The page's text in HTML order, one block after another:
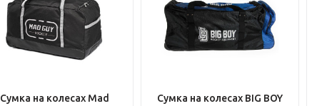
Сумка на колесах Mad
Сумка на колесах BIG BOY